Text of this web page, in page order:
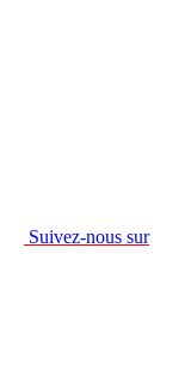
Suivez-nous sur